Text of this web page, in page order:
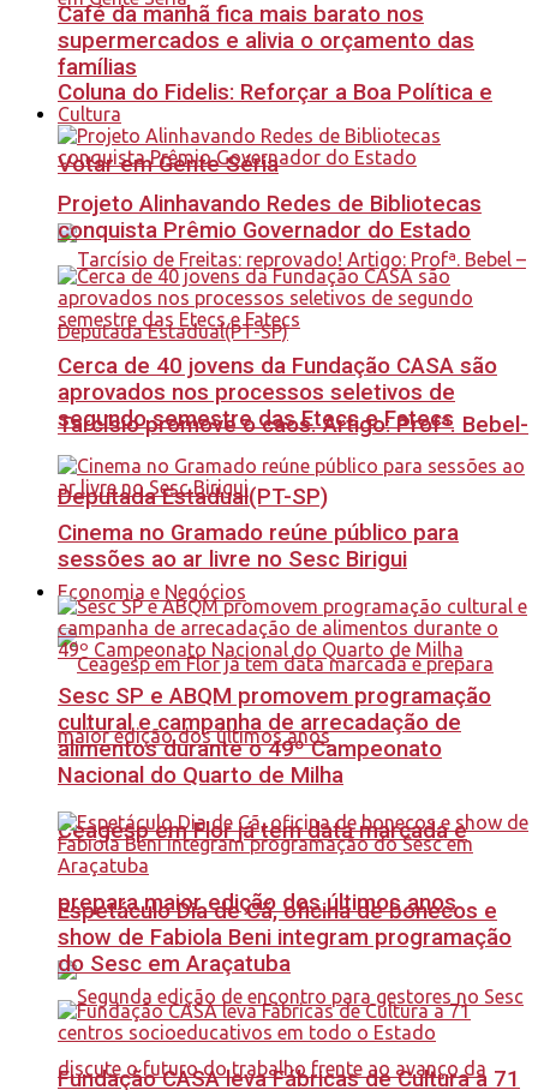
Coluna do Fidelis: Reforçar a Boa Política e
Votar em Gente Séria
Tarcísio promove o caos. Artigo: Profª. Bebel-
Deputada Estadual(PT-SP)
Economia e Negócios
Ceagesp em Flor já tem data marcada e
prepara maior edição dos últimos anos
Café da manhã fica mais barato nos
supermercados e alivia o orçamento das
famílias
Cultura
Projeto Alinhavando Redes de Bibliotecas
conquista Prêmio Governador do Estado
Cerca de 40 jovens da Fundação CASA são
aprovados nos processos seletivos de
segundo semestre das Etecs e Fatecs
Cinema no Gramado reúne público para
sessões ao ar livre no Sesc Birigui
Sesc SP e ABQM promovem programação
cultural e campanha de arrecadação de
alimentos durante o 49º Campeonato
Nacional do Quarto de Milha
Espetáculo Dia de Cã, oficina de bonecos e
show de Fabiola Beni integram programação
do Sesc em Araçatuba
Fundação CASA leva Fábricas de Cultura a 71